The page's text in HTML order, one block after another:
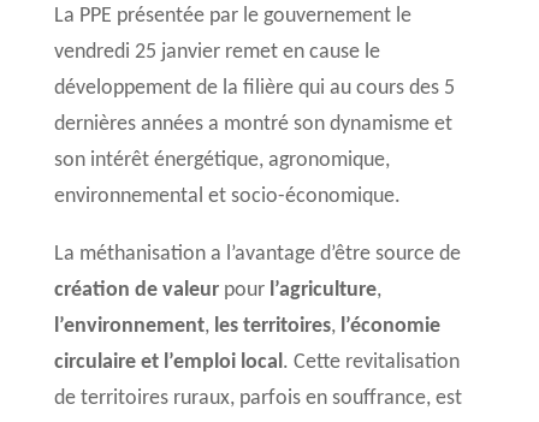
La PPE présentée par le gouvernement le
vendredi 25 janvier remet en cause le
développement de la filière qui au cours des 5
dernières années a montré son dynamisme et
son intérêt énergétique, agronomique,
environnemental et socio-économique.
La méthanisation a l’avantage d’être source de
création de valeurpour l’agriculture,
l’environnement, les territoires, l’économie
circulaire et l’emploi local. Cette revitalisation
de territoires ruraux, parfois en souffrance, est